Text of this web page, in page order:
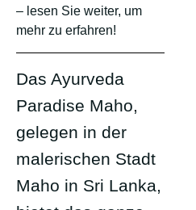
– lesen Sie weiter, um
mehr zu erfahren!
Das Ayurveda
Paradise Maho,
gelegen in der
malerischen Stadt
Maho in Sri Lanka,